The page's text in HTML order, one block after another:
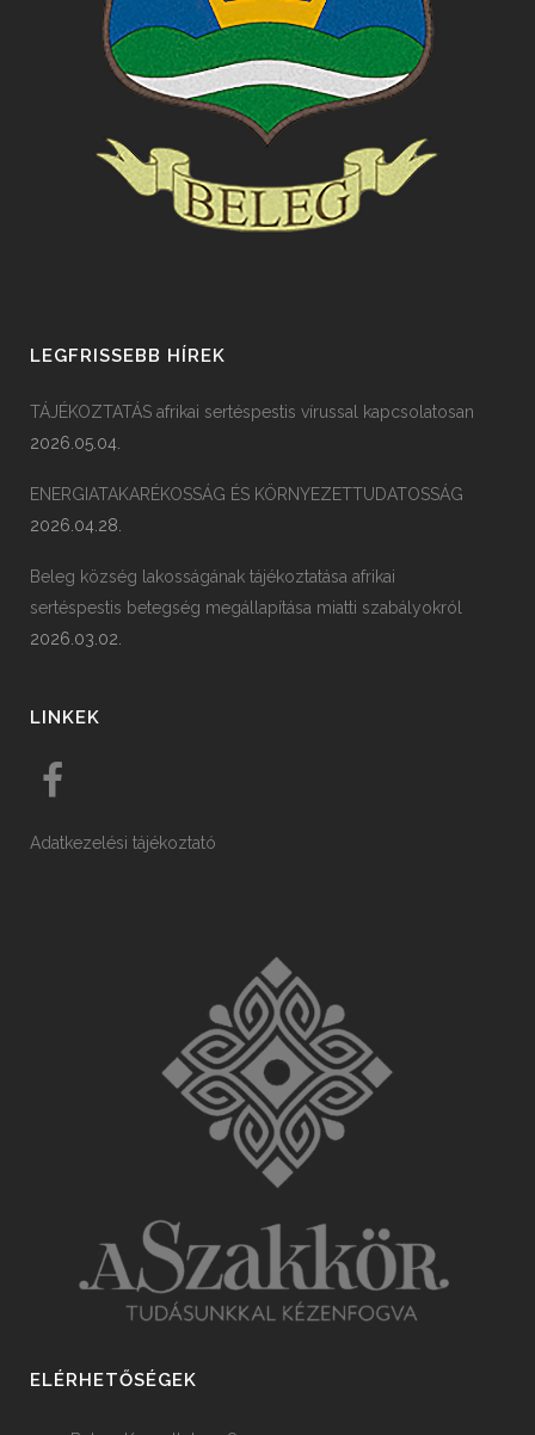
LEGFRISSEBB HÍREK
TÁJÉKOZTATÁS afrikai sertéspestis vírussal kapcsolatosan
2026.05.04.
ENERGIATAKARÉKOSSÁG ÉS KÖRNYEZETTUDATOSSÁG
2026.04.28.
Beleg község lakosságának tájékoztatása afrikai
sertéspestis betegség megállapítása miatti szabályokról
2026.03.02.
LINKEK
Adatkezelési tájékoztató
ELÉRHETŐSÉGEK